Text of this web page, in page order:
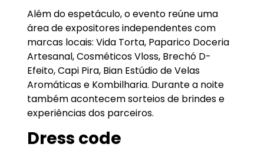
Além do espetáculo, o evento reúne uma
área de expositores independentes com
marcas locais: Vida Torta, Paparico Doceria
Artesanal, Cosméticos Vloss, Brechó D-
Efeito, Capi Pira, Bian Estúdio de Velas
Aromáticas e Kombilharia. Durante a noite
também acontecem sorteios de brindes e
experiências dos parceiros.
Dress code